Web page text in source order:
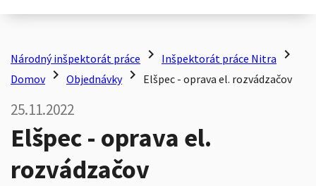
Národný inšpektorát práce chevron_right Inšpektorát práce Nitra chevron_right
Domov chevron_right Objednávky chevron_right Elšpec - oprava el. rozvádzačov
25.11.2022
Elšpec - oprava el.
rozvádzačov